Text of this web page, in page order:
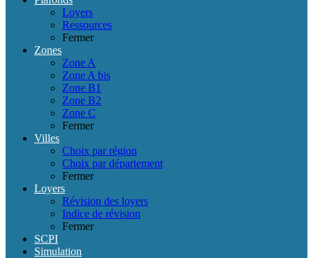
Loyers
Ressources
Fermer
Zones
Zone A
Zone A bis
Zone B1
Zone B2
Zone C
Fermer
Villes
Choix par région
Choix par département
Fermer
Loyers
Révision des loyers
Indice de révision
Fermer
SCPI
Simulation